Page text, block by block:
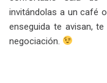
invitándolas a un café
enseguida te avisan,
negociación.